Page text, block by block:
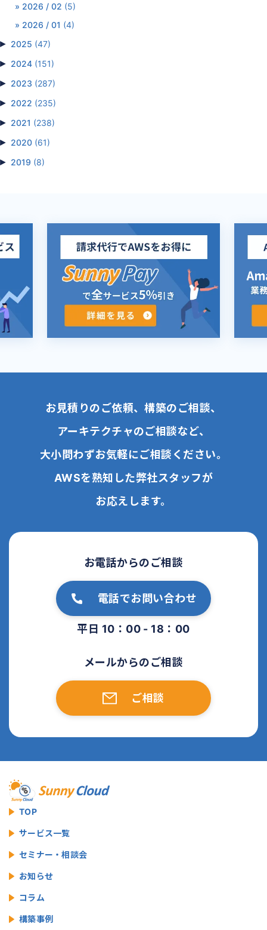
2026 / 02 (5)
2026 / 01 (4)
2025 (47)
2024 (151)
2023 (287)
2022 (235)
2021 (238)
2020 (61)
2019 (8)
お見積りのご依頼、構築のご相談、
アーキテクチャのご相談など、
大小問わずお気軽にご相談ください。
AWSを熟知した弊社スタッフが
お応えします。
お電話からのご相談
電話でお問い合わせ
平日 10：00 - 18：00
メールからのご相談
ご相談
TOP
サービス一覧
セミナー・相談会
お知らせ
コラム
構築事例